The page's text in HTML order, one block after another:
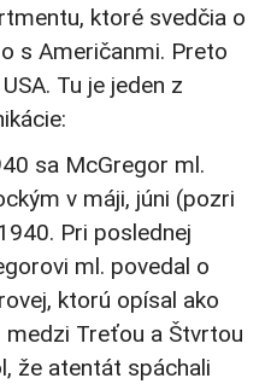
ktoré svedčia o
s Američanmi. Preto
Tu je jeden z
sa McGregor ml.
v máji, júni (pozri
Pri poslednej
ml. povedal o
ktorú opísal ako
medzi Treťou a Štvrtou
že atentát spáchali